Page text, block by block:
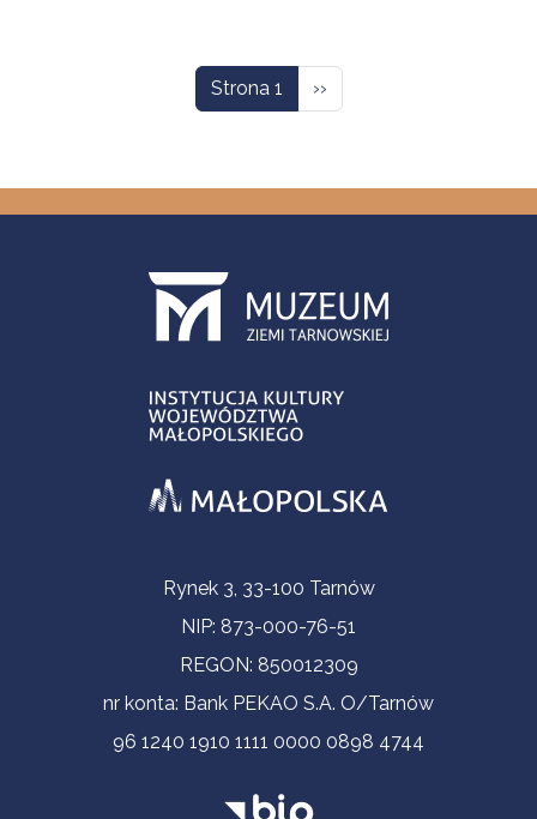
Strona 1 Następna strona
››
Informacje kontaktoweRynek 3, 33-100 Tarnów
NIP: 873-000-76-51
REGON: 850012309
nr konta: Bank PEKAO S.A. O/Tarnów
96 1240 1910 1111 0000 0898 4744